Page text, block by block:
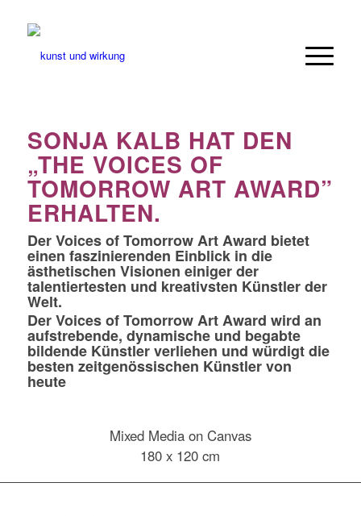
SONJA KALB HAT DEN
„THE VOICES OF
TOMORROW ART AWARD”
ERHALTEN.
Der Voices of Tomorrow Art Award bietet
einen faszinierenden Einblick in die
ästhetischen Visionen einiger der
talentiertesten und kreativsten Künstler der
Welt.
Der Voices of Tomorrow Art Award wird an
aufstrebende, dynamische und begabte
bildende Künstler verliehen und würdigt die
besten zeitgenössischen Künstler von
heute
Mixed Media on Canvas
180 x 120 cm